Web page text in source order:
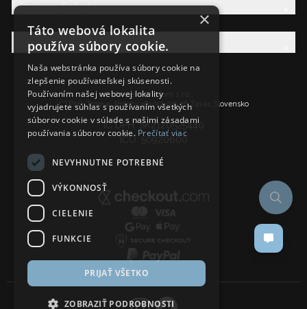
Právna Sekcia
AW Rodina
Ancient Wisdom s.r.o.,
CTPark Trnava, Prílohy 583/57, 919 26 Zavar, Slovensko
IČ DPH: SK2120525440
IČO: 50920600
×
Táto webová lokalita
používa súbory cookie.
Naša webstránka používa súbory cookie na
zlepšenie používateľskej skúsenosti.
Používaním našej webovej lokality
vyjadrujete súhlas s používaním všetkých
súborov cookie v súlade s našimi zásadami
používania súborov cookie. Prečítať viac
NEVYHNUTNE POTREBNÉ
VÝKONNOSŤ
CIELENIE
FUNKCIE
PRIJAŤ VŠETKO
ZOBRAZIŤ PODROBNOSTI